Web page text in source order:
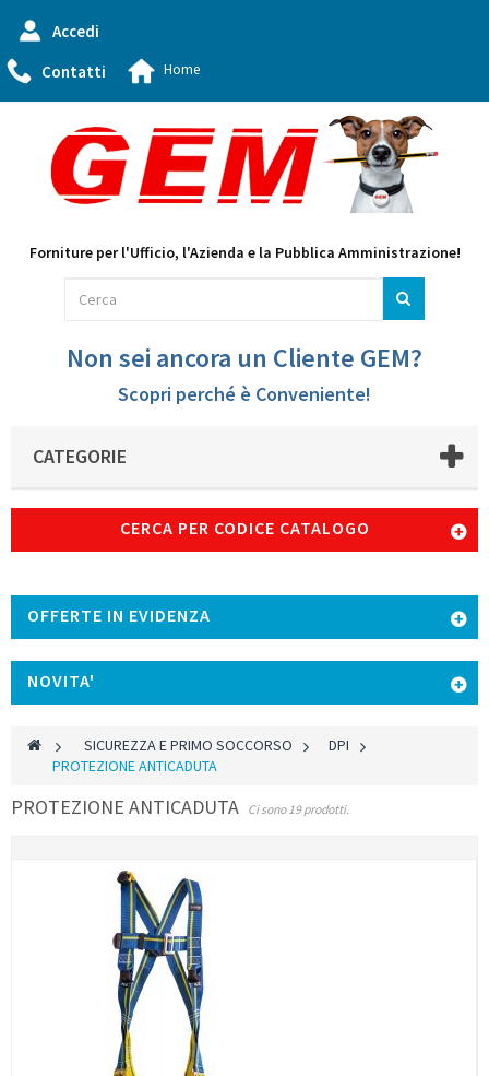
Accedi
Contatti
Home
Forniture per l'Ufficio, l'Azienda e la Pubblica Amministrazione!
Non sei ancora un Cliente GEM?
Scopri perché è Conveniente!
CATEGORIE
CERCA PER CODICE CATALOGO
OFFERTE IN EVIDENZA
NOVITA'
> SICUREZZA E PRIMO SOCCORSO >
DPI
PROTEZIONE ANTICADUTA
PROTEZIONE ANTICADUTA Ci sono 19 prodotti.